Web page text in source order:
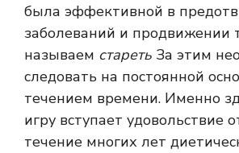
была эффективной в
заболеваний и продвижении
называем стареть За этим
следовать на постоянной
течением времени. Именно
игру вступает удовольствие
течение многих лет